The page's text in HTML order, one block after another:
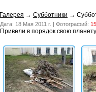
Галерея → Субботники →
Дата: 18 Мая 2011 г. | Фотографий: 15
Привели в порядок свою